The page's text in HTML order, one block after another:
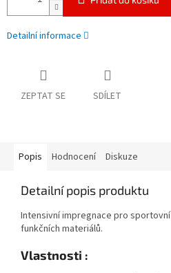
Detailní informace
ZEPTAT SE SDÍLET
Popis Hodnocení Diskuze
Detailní popis produktu
Intensivní impregnace pro
funkčních materiálů.
Vlastnosti :